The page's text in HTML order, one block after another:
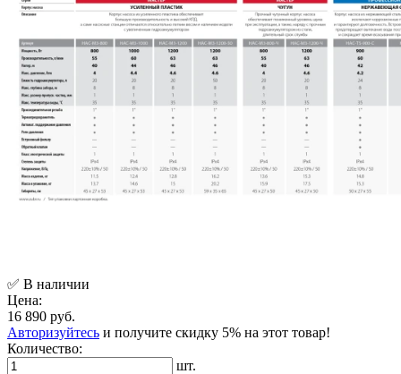
✅ В наличии
Цена:
16 890 руб.
Авторизуйтесь и получите скидку 5% на этот товар!
Количество:
шт.